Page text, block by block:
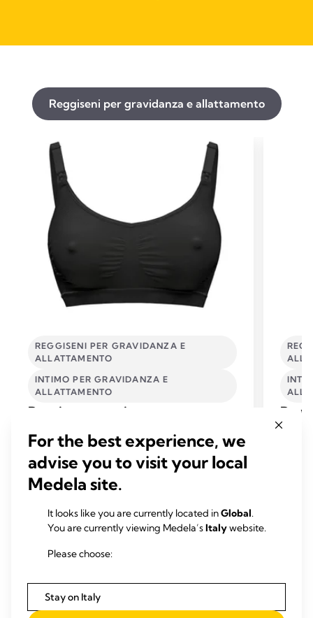
Reggiseni per gravidanza e allattamento
REGGISENI PER GRAVIDANZA E
ALLATTAMENTO
INTIMO PER GRAVIDANZA E
ALLATTAMENTO
Reggiseno traspirante per
Cool™
Questo reggiseno per la gravidanza e
l'allattamento è dotato di due zone traspiranti
integrate per farti sentire fresca e di una
nuova tecnologia ad asciugatura rapida che
aiuta a bilanciare la temperatura corporea,
offrendoti sostegno e comfort.
153
recensioni
174
For the best experience, we
advise you to visit your local
Medela site.
It looks like you are currently located inGlobal.
You are currently viewing Medela’sItalywebsite.
Please choose:
Stay on Italy